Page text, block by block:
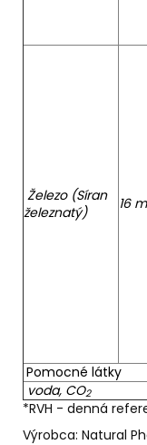
Železo (Síran
železnatý)
16
Pomocné látky
voda, CO2
*RVH - denná
Výrobca: Natural